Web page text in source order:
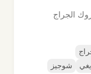
الجراج
شوجيز